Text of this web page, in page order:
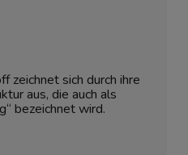
zeichnet sich durch ihre
aus, die auch als
bezeichnet wird.